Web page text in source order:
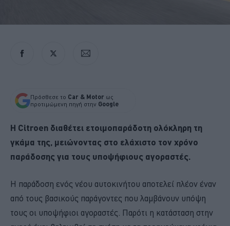
Πρόσθεσε το Car & Motor ως
προτιμώμενη πηγή στην Google
Η Citroen διαθέτει ετοιμοπαράδοτη ολόκληρη τη
γκάμα της, μειώνοντας στο ελάχιστο τον χρόνο
παράδοσης για τους υποψήφιους αγοραστές.
Η παράδοση ενός νέου αυτοκινήτου αποτελεί πλέον έναν
από τους βασικούς παράγοντες που λαμβάνουν υπόψη
τους οι υποψήφιοι αγοραστές. Παρότι η κατάσταση στην